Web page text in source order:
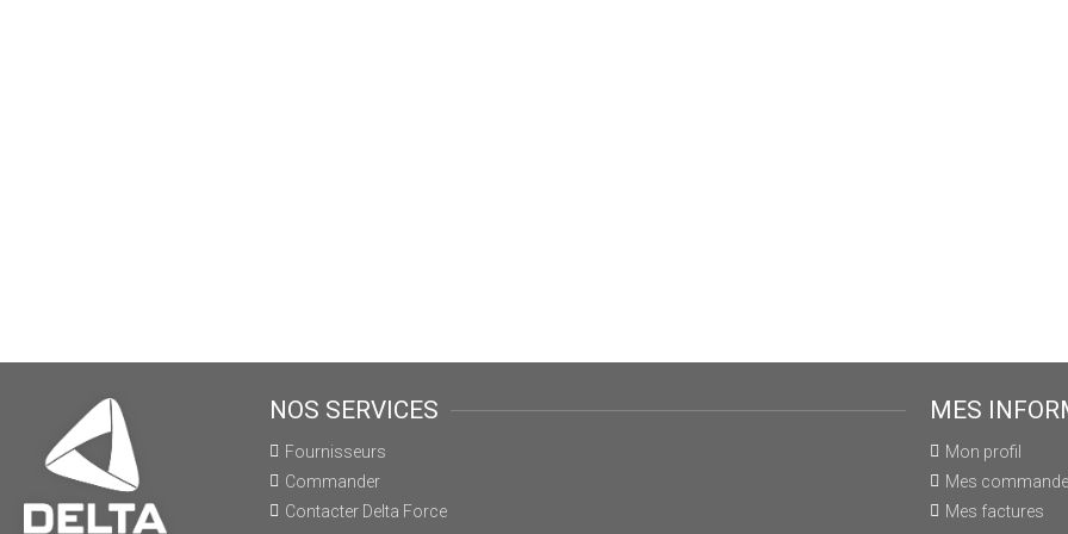
NOS SERVICES
Fournisseurs
Commander
Contacter Delta Force
MES
Mon profil
Mes
Mes factures